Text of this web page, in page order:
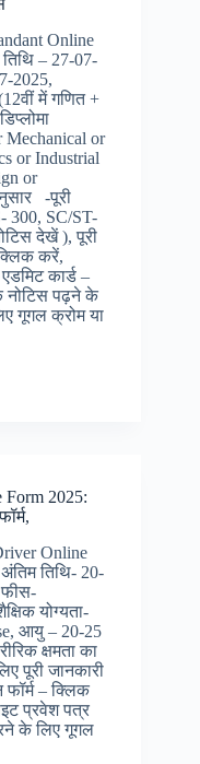
Online
– 27-07-
2025,
में गणित +
Mechanical or
or Industrial
or
-पूरी
300, SC/ST-
देखें ), पूरी
करें,
कार्ड –
नोटिस पढ़ने के
गूगल क्रोम या
Form 2025:
Online
तिथि- 20-
फीस-
योग्यता-
आयु – 20-25
क्षमता का
पूरी जानकारी
– क्लिक
प्रवेश पत्र
के लिए गूगल